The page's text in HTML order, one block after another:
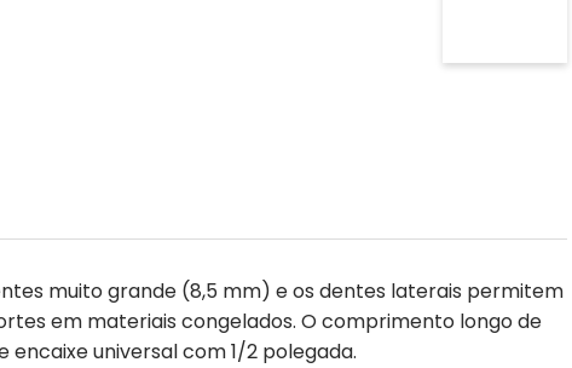
muito grande (8,5 mm) e os dentes laterais permitem
em materiais congelados. O comprimento longo de
universal com 1/2 polegada.